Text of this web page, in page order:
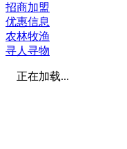
招商加盟
优惠信息
农林牧渔
寻人寻物
正在加载...